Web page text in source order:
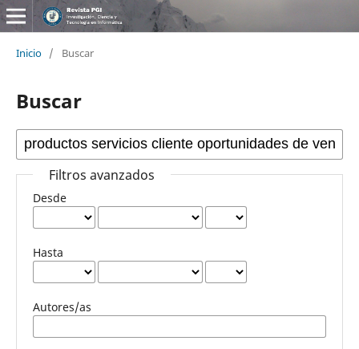
Inicio / Buscar
Buscar
Filtros avanzados
Desde
Hasta
Autores/as